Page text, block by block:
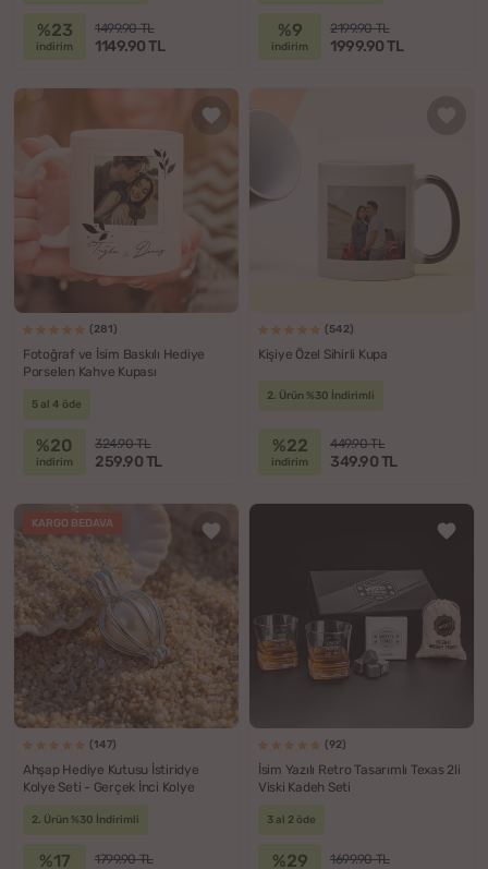
%23
indirim
1499.90 TL
1149.90 TL
%9
indirim
2199.90 TL
1999.90 TL
(281)
Fotoğraf ve İsim Baskılı Hediye
Porselen Kahve Kupası
5 al 4 öde
%20
indirim
324.90 TL
259.90 TL
(542)
Kişiye Özel Sihirli Kupa
2. Ürün %30 İndirimli
%22
indirim
449.90 TL
349.90 TL
KARGO BEDAVA
(147)
Ahşap Hediye Kutusu İstiridye
Kolye Seti - Gerçek İnci Kolye
2. Ürün %30 İndirimli
%17 1799.90 TL
(92)
İsim Yazılı Retro Tasarımlı Texas 2li
Viski Kadeh Seti
3 al 2 öde
%29 1699.90 TL